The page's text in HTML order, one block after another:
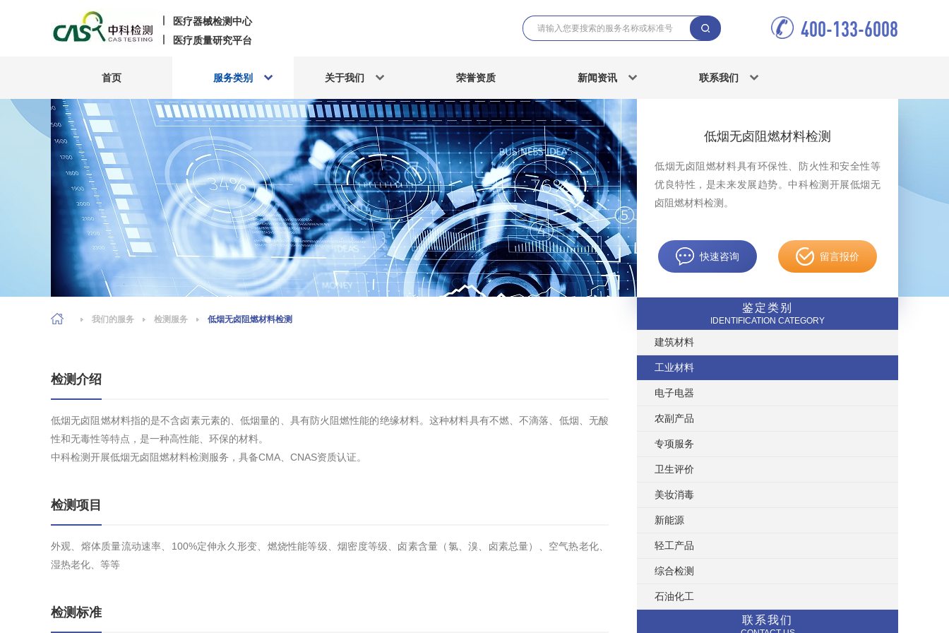
医疗器械检测中心
医疗质量研究平台
400-133-6008
首页 服务类别 关于我们 荣誉资质 新闻资讯 联系我们
低烟无卤阻燃材料检测
低烟无卤阻燃材料具有环保性、防火性和安全性等
优良特性，是未来发展趋势。中科检测开展低烟无
卤阻燃材料检测。
快速咨询 留言报价
鉴定类别
IDENTIFICATION CATEGORY
建筑材料
工业材料
电子电器
农副产品
专项服务
卫生评价
美妆消毒
新能源
轻工产品
综合检测
石油化工
联系我们
我们的服务 检测服务 低烟无卤阻燃材料检测
检测介绍
低烟无卤阻燃材料指的是不含卤素元素的、低烟量的、具有防火阻燃性能的绝缘材料。这种材料具有不燃、不滴落、低烟、无酸
性和无毒性等特点，是一种高性能、环保的材料。
中科检测开展低烟无卤阻燃材料检测服务，具备CMA、CNAS资质认证。
检测项目
外观、熔体质量流动速率、100%定伸永久形变、燃烧性能等级、烟密度等级、卤素含量（氯、溴、卤素总量）、空气热老化、
湿热老化、等等
检测标准